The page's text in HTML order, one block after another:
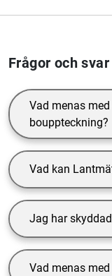
Frågor och svar
Vad menas
bouppteckning?
Vad kan
Jag har
Vad menas